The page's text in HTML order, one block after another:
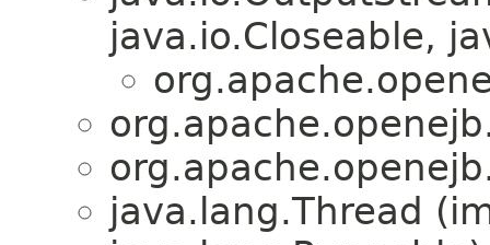
java.io.Closeable,
java.lang.Thread